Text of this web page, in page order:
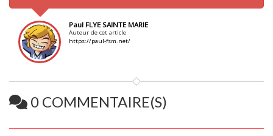
Paul FLYE SAINTE MARIE
Auteur de cet article
https://paul-fsm.net/
0 COMMENTAIRE(S)